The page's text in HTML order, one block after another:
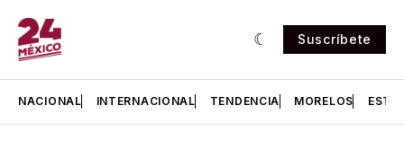
Suscríbete
NACIONAL INTERNACIONAL TENDENCIA MORELOS